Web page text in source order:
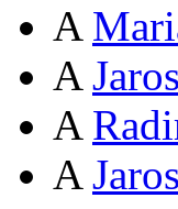
A
A
A
A